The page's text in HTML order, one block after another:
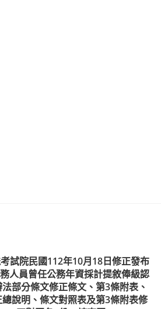
試院民國112年10月18日修正發布
人員曾任公務年資採計提敘俸級認
法部分條文修正條文、第3條附表、
說明、條文對照表及第3條附表修